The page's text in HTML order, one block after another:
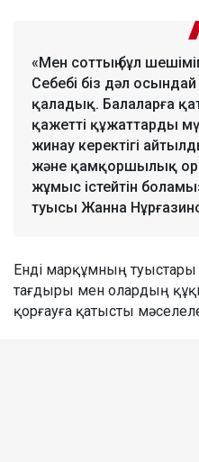
«Мен соттың бұл
Себебі біз дәл
қаладық. Балаларға
қажетті құжаттарды
жинау керектігі
және қамқоршылық
жұмыс істейтін
туысы Жанна
Енді марқұмның
тағдыры мен олардың
қорғауға қатысты